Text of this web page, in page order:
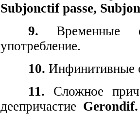
Subjonctif passe,
9. Временные
употребление.
10. Инфинитивные
11. Сложное
деепричастие Gerondif.